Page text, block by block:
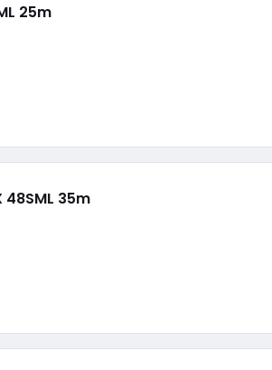
25m
48SML 35m